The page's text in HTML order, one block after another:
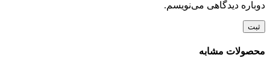
دوباره دیدگاهی می‌نویسم.
محصولات مشابه